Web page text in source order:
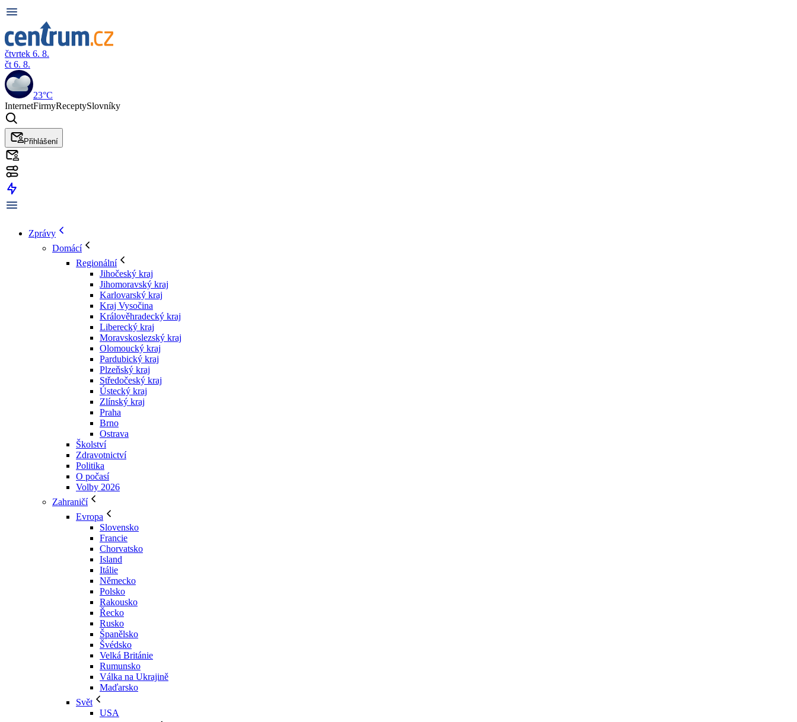
čtvrtek 6. 8.
čt 6. 8.
23°C
InternetFirmyReceptySlovníky
Přihlášení
Zprávy
Domácí
Regionální
Jihočeský kraj
Jihomoravský kraj
Karlovarský kraj
Kraj Vysočina
Králověhradecký kraj
Liberecký kraj
Moravskoslezský kraj
Olomoucký kraj
Pardubický kraj
Plzeňský kraj
Středočeský kraj
Ústecký kraj
Zlínský kraj
Praha
Brno
Ostrava
Školství
Zdravotnictví
Politika
O počasí
Volby 2026
Zahraničí
Evropa
Slovensko
Francie
Chorvatsko
Island
Itálie
Německo
Polsko
Rakousko
Řecko
Rusko
Španělsko
Švédsko
Velká Británie
Rumunsko
Válka na Ukrajině
Maďarsko
Svět
USA